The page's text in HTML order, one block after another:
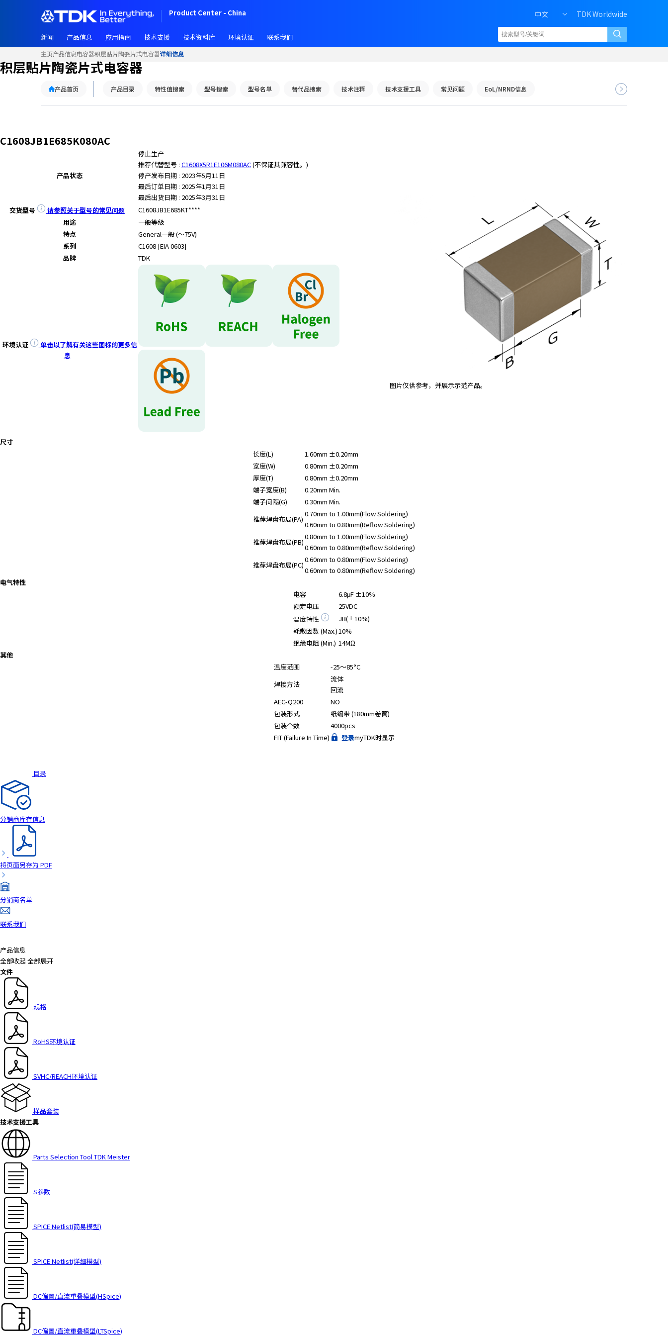
Product Center - China 中文 TDK Worldwide
新闻 产品信息 应用指南 技术支援 技术资料库 环境认证 联系我们
主页产品信息电容器积层贴片陶瓷片式电容器详细信息
积层贴片陶瓷片式电容器
产品首页 产品目录 特性值搜索 型号搜索 型号名単 替代品搜索 技术注释 技术支援工具 常见问题 EoL/NRND信息
C1608JB1E685K080AC
产品状态
停止生产
推荐代替型号 : C1608X5R1E106M080AC(不保证其兼容性。)
停产发布日期 : 2023年5月11日
最后订单日期 : 2025年1月31日
最后出货日期 : 2025年3月31日
交货型号
请参照关于型号的常见问题
C1608JB1E685KT****
用途
一般等级
特点
General一般 (～75V)
系列
C1608 [EIA 0603]
品牌
TDK
环境认证
单击以了解有关这些图标的更多信
息
图片仅供参考，并展示示范产品。
尺寸
长度(L)
1.60mm ±0.20mm
宽度(W)
0.80mm ±0.20mm
厚度(T)
0.80mm ±0.20mm
端子宽度(B)
0.20mm Min.
端子间隔(G)
0.30mm Min.
推荐焊盘布局(PA)
0.70mm to 1.00mm(Flow Soldering)
0.60mm to 0.80mm(Reflow Soldering)
推荐焊盘布局(PB)
0.80mm to 1.00mm(Flow Soldering)
0.60mm to 0.80mm(Reflow Soldering)
推荐焊盘布局(PC)
0.60mm to 0.80mm(Flow Soldering)
0.60mm to 0.80mm(Reflow Soldering)
电气特性
电容
6.8μF ±10%
额定电压
25VDC
温度特性
JB(±10%)
耗散因数 (Max.)10%
绝缘电阻 (Min.) 14MΩ
其他
温度范围
-25～85°C
焊接方法
流体
回流
AEC-Q200
NO
包装形式
纸编带 (180mm卷筒)
包装个数
4000pcs
FIT (Failure In Time)
登录myTDK时显示
目录
分销商库存信息
将页面另存为 PDF
分销商名单
联系我们
产品信息
全部收起 全部展开
文件
规格
RoHS环境认证
SVHC/REACH环境认证
样品套装
技术支援工具
Parts Selection Tool TDK Meister
S参数
SPICE Netlist(简易模型)
SPICE Netlist(详细模型)
DC偏置/直流重叠模型(HSpice)
DC偏置/直流重叠模型(LTSpice)